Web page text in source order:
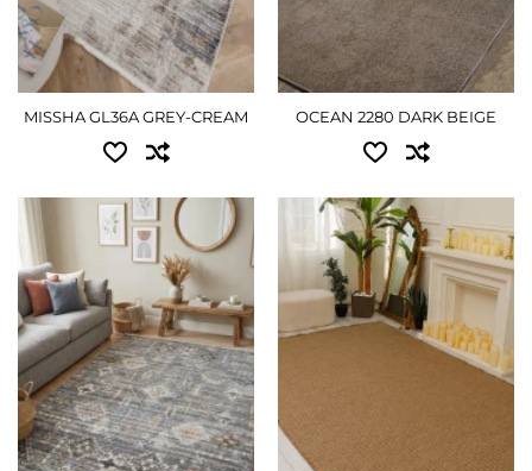
2.40x3.40 - 8460 грн
3.00x4.00 - 12420 грн
ПОДРОБНЕЕ
MISSHA GL36A GREY-CREAM
4.00x6.00 - 12735 грн
ПОДРОБНЕЕ
OCEAN 2280 DARK BEIGE
Доступные размеры:
1.20x1.70 - 2250 грн
1.60x2.25 - 3915 грн
2.00x3.00 - 6030 грн
2.50x3.50 - 8550 грн
2.80x3.80 - 10125 грн
Доступные размеры:
0.80x1.50 - 1935 грн
1.00x2.00 - 2790 грн
1.00x3.00 - 4185 грн